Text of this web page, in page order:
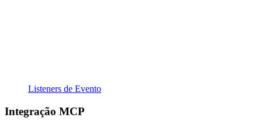
Listeners de Evento
Integração MCP